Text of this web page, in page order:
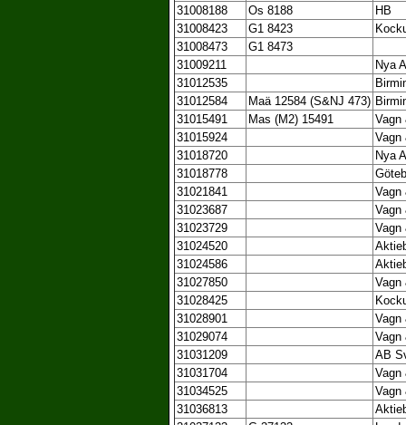
31008188
Os 8188
HB
31008423
G1 8423
31008473
G1 8473
31009211
Nya
31012535
31012584
Maä 12584 (S&NJ 473)
31015491
Mas (M2) 15491
Vagn
31015924
Vagn
31018720
Nya
31018778
31021841
Vagn
31023687
Vagn
31023729
Vagn
31024520
31024586
31027850
Vagn
31028425
31028901
Vagn
31029074
Vagn
31031209
AB
31031704
Vagn
31034525
Vagn
31036813